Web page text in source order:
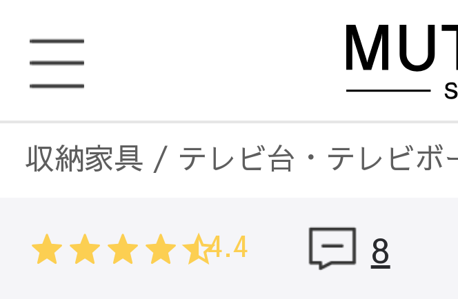
収納家具 / テレビ台・テレビボ
無
収納家具 / キャビネット・サイ
4.4 8